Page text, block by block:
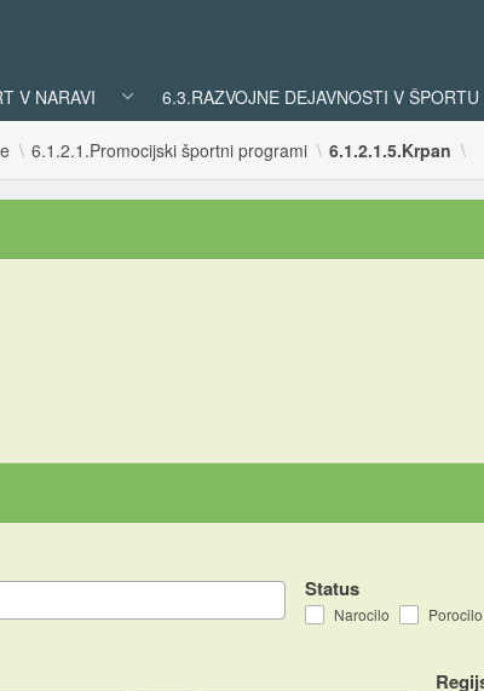
V NARAVI 6.3.RAZVOJNE DEJAVNOSTI V ŠPORTU
6.1.2.1.Promocijski športni programi 6.1.2.1.5.Krpan
Status
Narocilo Porocilo